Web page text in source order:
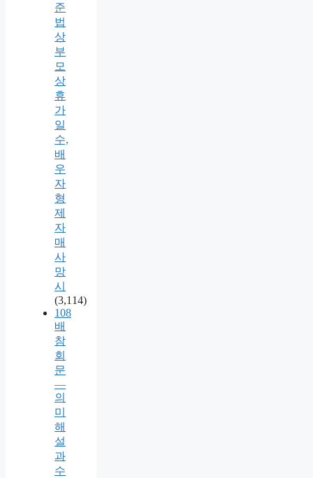
준
법
상
부
모
상
휴
가
일
수,
배
우
자
형
제
자
매
사
망
시
(3,114)
108
배
참
회
문
—
의
미
해
설
과
수